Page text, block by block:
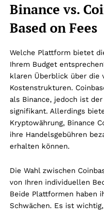
Binance vs.
Based on Fees
Welche Plattform bietet
Ihrem Budget
klaren Überblick über die
Kostenstrukturen.
als Binance, jedoch ist
signifikant. Allerdings
Kryptowährung, Binance
ihre Handelsgebühren
erhalten können.
Die Wahl zwischen
von Ihren individuellen
Beide Plattformen haben
Schwächen. Es ist